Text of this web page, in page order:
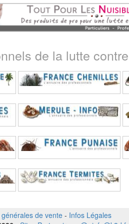
de la lutte
de vente - Infos Légales